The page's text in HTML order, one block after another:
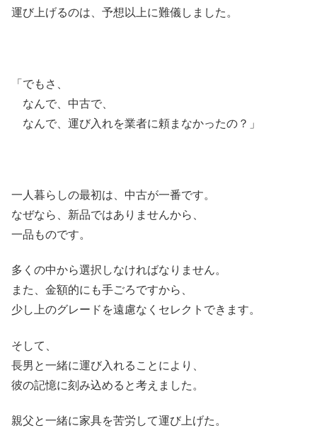
運び上げるのは、予想以上に難儀しました。
「でもさ、
なんで、中古で、
なんで、運び入れを業者に頼まなかったの？」
一人暮らしの最初は、中古が一番です。
なぜなら、新品ではありませんから、
一品ものです。
多くの中から選択しなければなりません。
また、金額的にも手ごろですから、
少し上のグレードを遠慮なくセレクトできます。
そして、
長男と一緒に運び入れることにより、
彼の記憶に刻み込めると考えました。
親父と一緒に家具を苦労して運び上げた。